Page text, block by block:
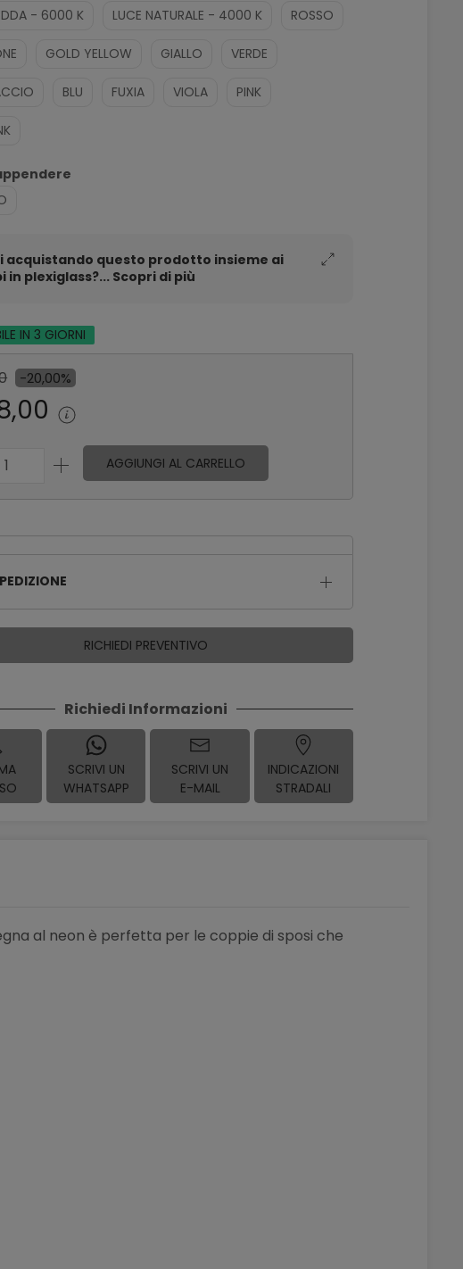
- 6000 K LUCE NATURALE - 4000 K ROSSO
GOLD YELLOW GIALLO VERDE
BLU FUXIA VIOLA PINK
acquistando questo prodotto insieme ai
in plexiglass?... Scopri di più
IN 3 GIORNI
-20,00%
AGGIUNGI AL CARRELLO
RICHIEDI PREVENTIVO
Richiedi Informazioni
SCRIVI UN
WHATSAPP
SCRIVI UN
E-MAIL
INDICAZIONI
STRADALI
al neon è perfetta per le coppie di sposi che